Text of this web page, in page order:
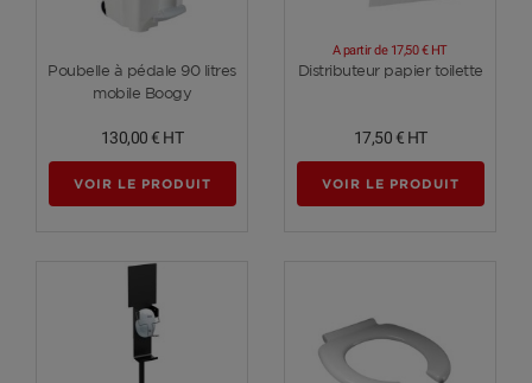
Voir plus
Poubelle à pédale 90 litres
mobile Boogy
130,00 € HT
VOIR LE PRODUIT
Voir plus
Distributeur papier toilette
A partir de 17,50 € HT
17,50 € HT
VOIR LE PRODUIT